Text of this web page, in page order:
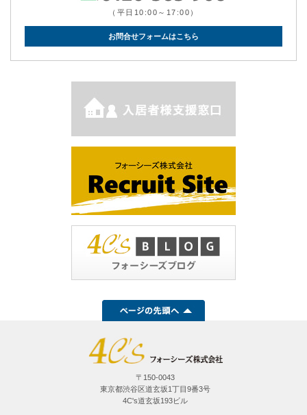
（平日10:00～17:00）
お問合せフォームはこちら
〒150-0043
東京都渋谷区道玄坂1丁目9番3号
4C's道玄坂193ビル